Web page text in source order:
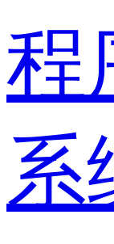
程
系